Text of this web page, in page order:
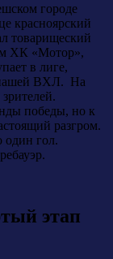
городе
красноярский
товарищеский
ХК «Мотор»,
в лиге,
ВХЛ. На
победы, но к
разгром.
один гол.
этап